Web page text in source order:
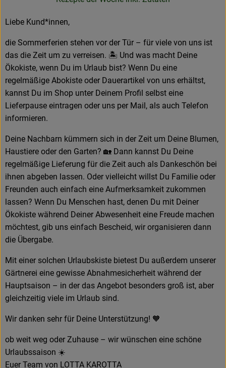
Frisches
Speisekammer
Getränke
BioDrogerie
So gehts
Über uns
Blog
Bio-Kochboxen
Rezeptarchiv
Liebe Kund*innen,
die Sommerferien stehen vor der Tür – für viele von uns ist
das die Zeit um zu verreisen. 🏝️ Und was macht Deine
Ökokiste, wenn Du im Urlaub bist? Wenn Du eine
regelmäßige Abokiste oder Dauerartikel von uns erhältst,
kannst Du im Shop unter Deinem Profil selbst eine
Lieferpause eintragen oder uns per Mail, als auch Telefon
informieren.
Deine Nachbarn kümmern sich in der Zeit um Deine Blumen,
Haustiere oder den Garten? 🏡 Dann kannst Du Deine
regelmäßige Lieferung für die Zeit auch als Dankeschön bei
ihnen abgeben lassen. Oder vielleicht willst Du Familie oder
Freunden auch einfach eine Aufmerksamkeit zukommen
lassen? Wenn Du Menschen hast, denen Du mit Deiner
Ökokiste während Deiner Abwesenheit eine Freude machen
möchtest, gib uns einfach Bescheid, wir organisieren dann
die Übergabe.
Mit einer solchen Urlaubskiste bietest Du außerdem unserer
Gärtnerei eine gewisse Abnahmesicherheit während der
Hauptsaison – in der das Angebot besonders groß ist, aber
gleichzeitig viele im Urlaub sind.
Wir danken sehr für Deine Unterstützung! 🧡
ob weit weg oder Zuhause – wir wünschen eine schöne
Urlaubssaison ☀️
Euer Team von LOTTA KAROTTA